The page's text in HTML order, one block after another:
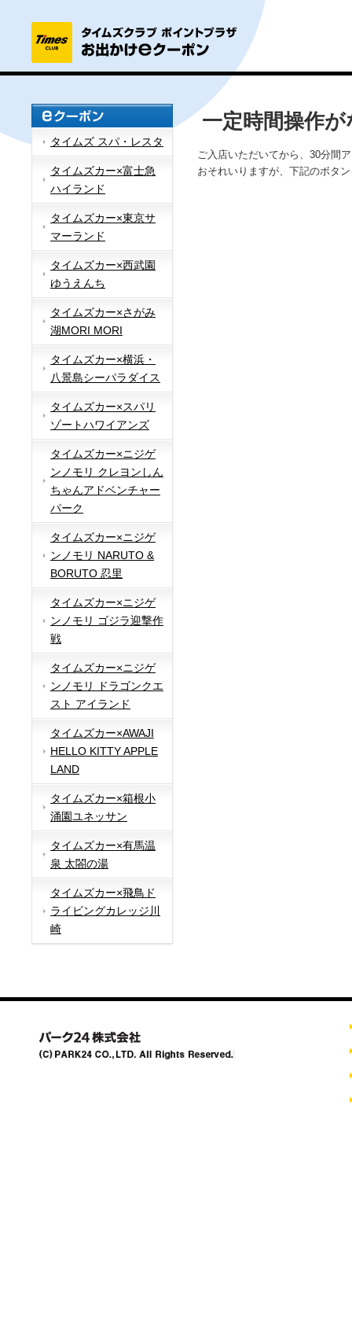
タイムズ スパ・レスタ
タイムズカー×富士急
ハイランド
タイムズカー×東京サ
マーランド
タイムズカー×西武園
ゆうえんち
タイムズカー×さがみ
湖MORI MORI
タイムズカー×横浜・
八景島シーパラダイス
タイムズカー×スパリ
ゾートハワイアンズ
タイムズカー×ニジゲ
ンノモリ クレヨンしん
ちゃんアドベンチャー
パーク
タイムズカー×ニジゲ
ンノモリ NARUTO &
BORUTO 忍里
タイムズカー×ニジゲ
ンノモリ ゴジラ迎撃作
戦
タイムズカー×ニジゲ
ンノモリ ドラゴンクエ
スト アイランド
タイムズカー×AWAJI
HELLO KITTY APPLE
LAND
タイムズカー×箱根小
涌園ユネッサン
タイムズカー×有馬温
泉 太閤の湯
タイムズカー×飛鳥ド
ライビングカレッジ川
崎
一定時間操作
ご入店いただいてから、30分間
おそれいりますが、下記のボタ